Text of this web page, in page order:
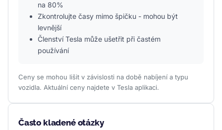
na 80%
Zkontrolujte časy mimo špičku - mohou být
levnější
Členství Tesla může ušetřit při častém
používání
Ceny se mohou lišit v závislosti na době nabíjení a typu
vozidla. Aktuální ceny najdete v Tesla aplikaci.
Často kladené otázky